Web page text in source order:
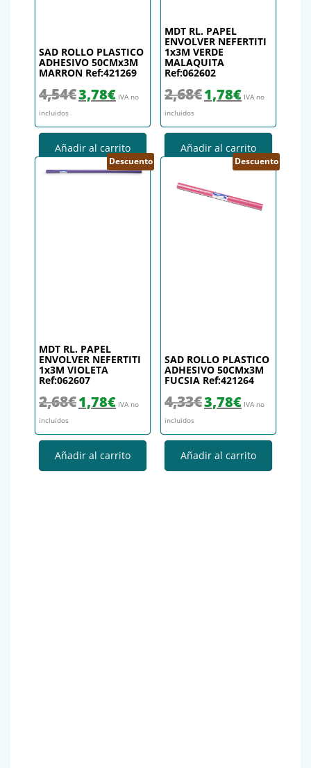
SAD ROLLO PLASTICO
ADHESIVO 50CMx3M
MARRON Ref:421269
4,54€ El precio original era: 4,54€.
3,78€El precio actual es: 3,78€.
IVA no
incluidos
Añadir al carrito
MDT RL. PAPEL
ENVOLVER NEFERTITI
1x3M VERDE
MALAQUITA
Ref:062602
2,68€ El precio original era: 2,68€.
1,78€El precio actual
IVA no
incluidos
Añadir al carrito
Descuento
MDT RL. PAPEL
ENVOLVER NEFERTITI
1x3M VIOLETA
Ref:062607
2,68€ El precio original era: 2,68€.
1,78€El precio actual es: 1,78€.
IVA no
incluidos
Añadir al carrito
Descuento
SAD ROLLO PLASTICO
ADHESIVO 50CMx3M
FUCSIA Ref:421264
4,33€ El precio original era: 4,33€.
3,78€El precio actual
IVA no
incluidos
Añadir al carrito